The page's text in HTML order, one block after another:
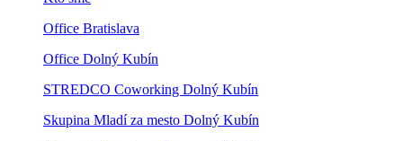
Office Bratislava
Office Dolný Kubín
STREDCO Coworking Dolný Kubín
Skupina Mladí za mesto Dolný Kubín